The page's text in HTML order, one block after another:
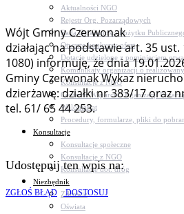
Aktualności NGO
Rejestr Org. Pozarządowych
Rada Działalności Pożytku
Otwarte konkursy ofert
Dotacje udzielone z pominięciem
Komunikaty organizacji o
Konsultacje z NGO
Centrum Wsparcia Organizacji
Wolontariat
Procedury, formularze, pliki do
Konsultacje
Konsultacje społeczne
Konsultacje z NGO
Konsultacje dot. dróg
Niezbędnik
Zdrowie
Oświata
Wójt Gminy Czerwonak
działając na podstawie art. 35
1080) informuję, że dnia
Gminy Czerwonak Wykaz
dzierżawę: działki nr 383/17 oraz
tel. 61/ 65 44 253.
Udostępnij ten wpis na:
ZGŁOŚ BŁĄD DOSTOSUJ